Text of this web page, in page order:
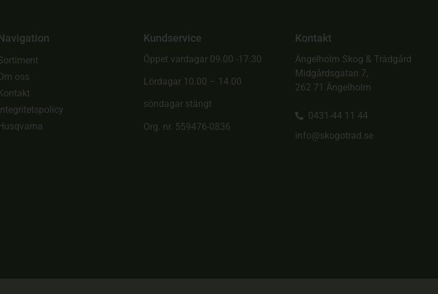
oss
Kundservice
Öppet vardagar 09.00 -17.30
Lördagar 10.00 – 14.00
söndagar stängt
Org. nr. 559476-0836
Kontakt
Ängelholm Skog & Trädgård
Midgårdsgatan 7,
262 71 Ängelholm
0431-44 11 44
info@skogotrad.se